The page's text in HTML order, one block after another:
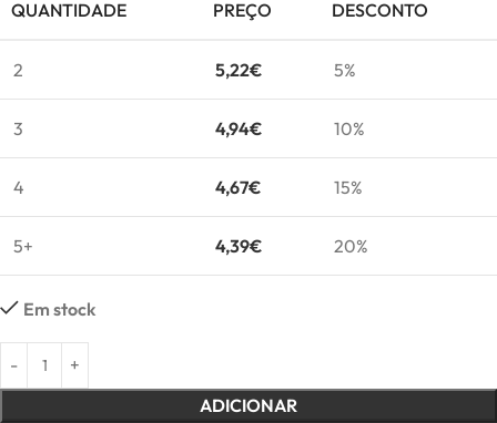
QUANTIDADE PREÇO DESCONTO
2 5,22€ 5%
3 4,94€ 10%
4 4,67€ 15%
5+ 4,39€ 20%
Em stock
ADICIONAR